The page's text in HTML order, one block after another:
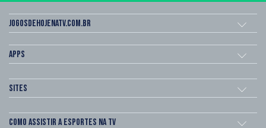
Jogosdehojenatv.com.br
Apps
Sites
Como assistir a esportes na TV